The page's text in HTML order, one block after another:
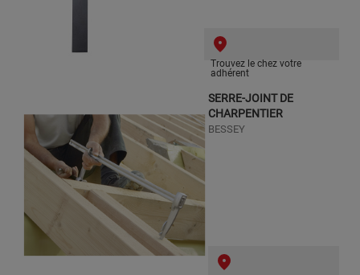
Trouvez le chez votre
adhérent
SERRE-JOINT DE
CHARPENTIER
BESSEY